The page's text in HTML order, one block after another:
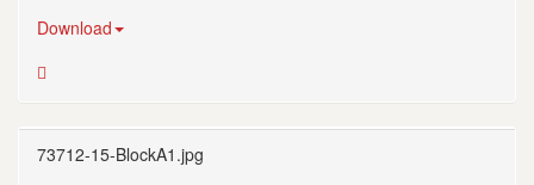
Download
73712-15-BlockA1.jpg